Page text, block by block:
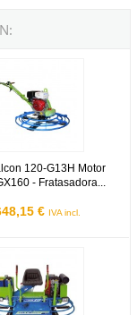
gasolina
120-G13H Motor
- Fratasadora...
€ IVA incl.
120-G13H Motor
9CV 130cm
Duplo Motor